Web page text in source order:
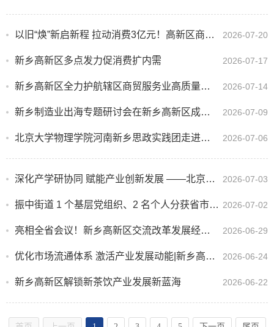
以旧“焕”新启新程 拉动消费3亿元！高新区商务财政齐发力 2026-07-20
新乡高新区多点发力促消费扩内需 2026-07-17
新乡高新区全力护航辖区商贸服务业高质量发展 2026-07-14
新乡制造业出海专题研讨会在新乡高新区成功举办 2026-07-09
北京大学物理学院河南新乡思政实践团走进新乡高新区氢能产业园 2026-07-06
深化产学研协同 赋能产业创新发展 ——北京大学陈剑豪教授一行莅临高新区开展企业座谈交流 2026-07-03
振中街道 1 个基层党组织、2 名个人分获省市级党建荣誉 2026-07-02
亮相全省会议！新乡高新区交流改革发展经验 聚力赋能高质量发展 2026-06-29
优化市场流通体系 激活产业发展动能|新乡高新区商贸流通领域稳中有升、提质向好 2026-06-24
新乡高新区解锁新茶饮产业发展新蓝海 2026-06-22